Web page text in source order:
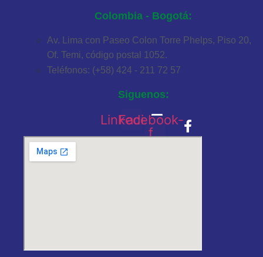
Colombia - Bogotá:
Av. Lima con Paseo Colon Torre Phelps, Piso 20,
Of. Temi, código postal 1052.
Teléfonos: (+58) 424 - 211 72 57
Siguenos:
Linkedin
Facebook-
f